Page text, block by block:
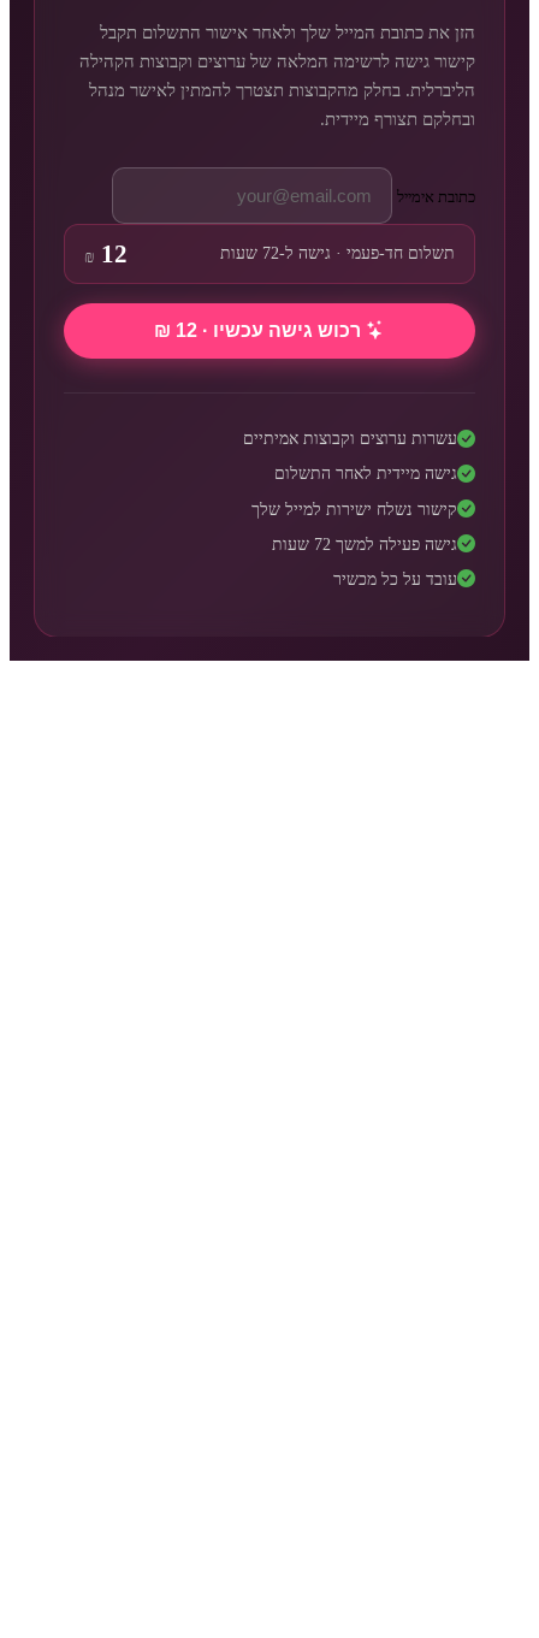
הזן את כתובת המייל שלך ולאחר אישור התשלום תקבל
קישור גישה לרשימה המלאה של ערוצים וקבוצות הקהילה
הליברלית. בחלק מהקבוצות תצטרך להמתין לאישר מנהל
ובחלקם תצורף מיידית.
כתובת אימייל
תשלום חד-פעמי · גישה ל-72 שעות 12
₪
רכוש גישה עכשיו · 12 ₪
עשרות ערוצים וקבוצות אמיתיים
גישה מיידית לאחר התשלום
קישור נשלח ישירות למייל שלך
גישה פעילה למשך 72 שעות
עובד על כל מכשיר